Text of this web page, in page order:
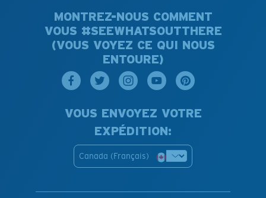
MONTREZ-NOUS COMMENT
VOUS #SEEWHATSOUTTHERE
(VOUS VOYEZ CE QUI NOUS
ENTOURE)
VOUS ENVOYEZ VOTRE
EXPÉDITION:
Canada (Français)